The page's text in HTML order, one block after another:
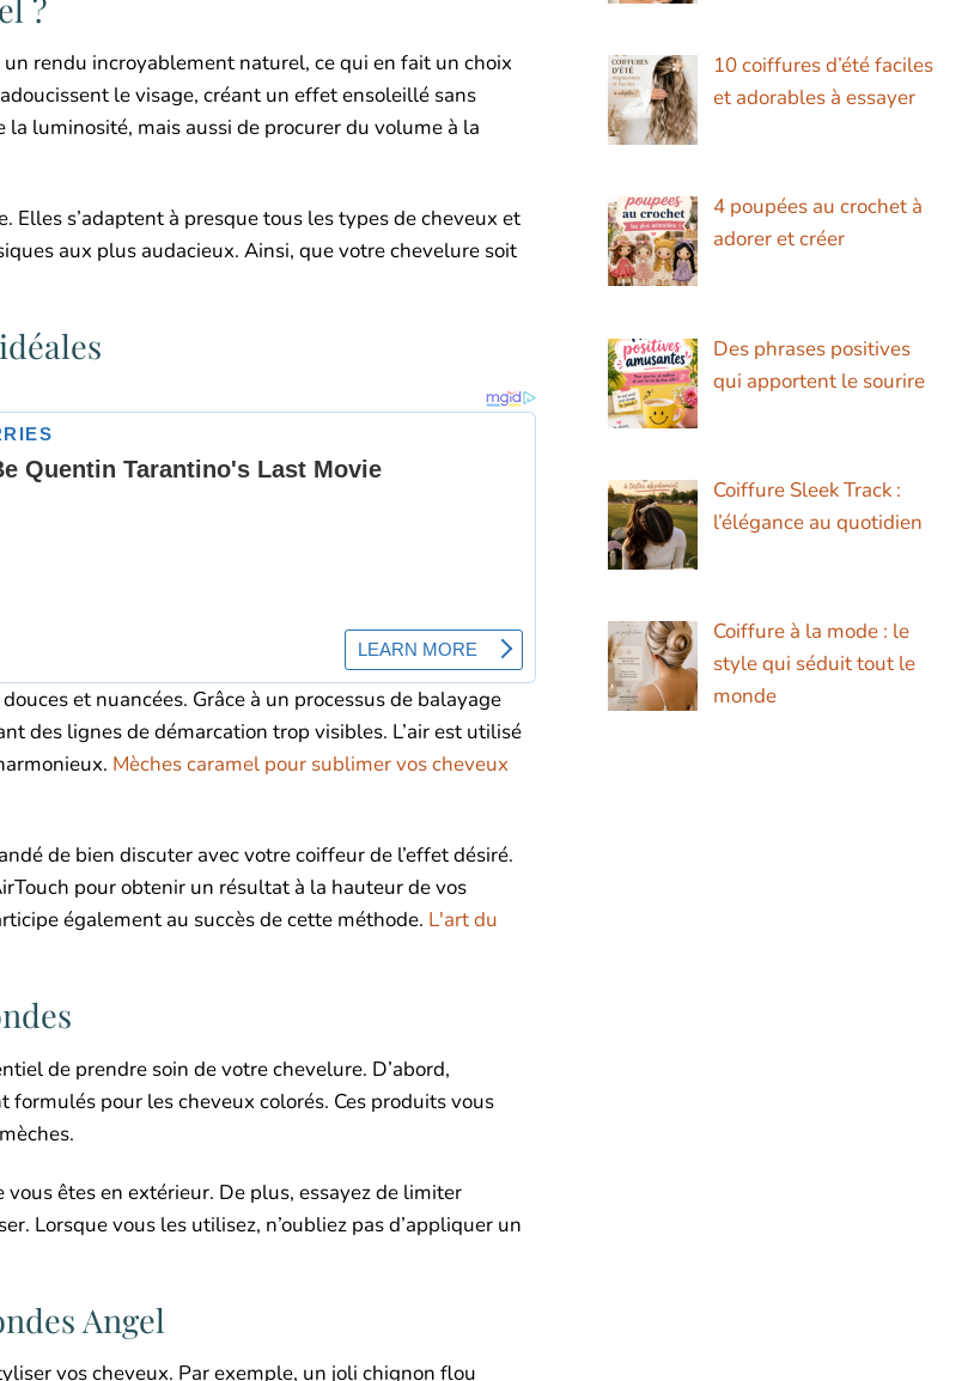
?
rendu incroyablement naturel, ce qui en fait un choix
le visage, créant un effet ensoleillé sans
luminosité, mais aussi de procurer du volume à la
s’adaptent à presque tous les types de cheveux et
aux plus audacieux. Ainsi, que votre chevelure soit
et nuancées. Grâce à un processus de balayage
des lignes de démarcation trop visibles. L’air est utilisé
Mèches caramel pour sublimer vos cheveux
de bien discuter avec votre coiffeur de l’effet désiré.
pour obtenir un résultat à la hauteur de vos
également au succès de cette méthode. L'art du
de prendre soin de votre chevelure. D’abord,
pour les cheveux colorés. Ces produits vous
êtes en extérieur. De plus, essayez de limiter
Lorsque vous les utilisez, n’oubliez pas d’appliquer un
Angel
vos cheveux. Par exemple, un joli chignon flou
10 coiffures d’été faciles
et adorables à essayer
4 poupées au crochet à
adorer et créer
Des phrases positives
qui apportent le sourire
Coiffure Sleek Track :
l’élégance au quotidien
Coiffure à la mode : le
style qui séduit tout le
monde